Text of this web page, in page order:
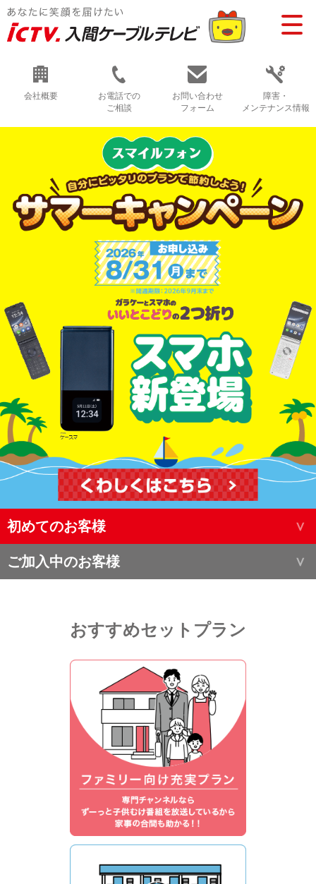
会社概要
お電話での
ご相談
お問い合わせ
フォーム
障害・
メンテナンス情報
初めてのお客様
ご加入中のお客様
おすすめセットプラン